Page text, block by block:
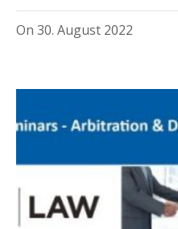
On 30. August 2022